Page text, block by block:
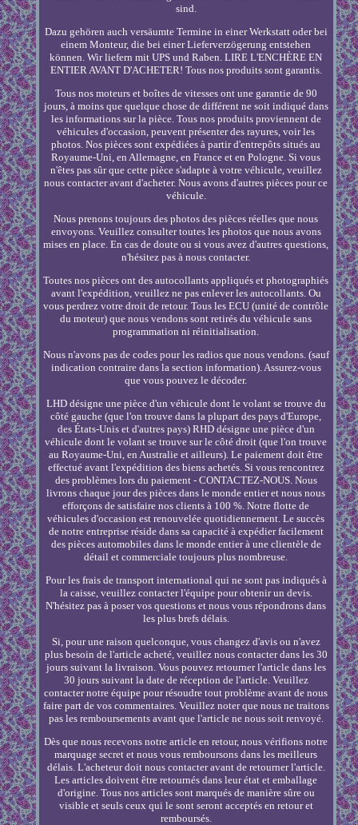
sind.
Dazu gehören auch versäumte Termine in einer Werkstatt oder bei
einem Monteur, die bei einer Lieferverzögerung entstehen
können. Wir liefern mit UPS und Raben. LIRE L'ENCHÈRE EN
ENTIER AVANT D'ACHETER! Tous nos produits sont garantis.
Tous nos moteurs et boîtes de vitesses ont une garantie de 90
jours, à moins que quelque chose de différent ne soit indiqué dans
les informations sur la pièce. Tous nos produits proviennent de
véhicules d'occasion, peuvent présenter des rayures, voir les
photos. Nos pièces sont expédiées à partir d'entrepôts situés au
Royaume-Uni, en Allemagne, en France et en Pologne. Si vous
n'êtes pas sûr que cette pièce s'adapte à votre véhicule, veuillez
nous contacter avant d'acheter. Nous avons d'autres pièces pour ce
véhicule.
Nous prenons toujours des photos des pièces réelles que nous
envoyons. Veuillez consulter toutes les photos que nous avons
mises en place. En cas de doute ou si vous avez d'autres questions,
n'hésitez pas à nous contacter.
Toutes nos pièces ont des autocollants appliqués et photographiés
avant l'expédition, veuillez ne pas enlever les autocollants. Ou
vous perdrez votre droit de retour. Tous les ECU (unité de contrôle
du moteur) que nous vendons sont retirés du véhicule sans
programmation ni réinitialisation.
Nous n'avons pas de codes pour les radios que nous vendons. (sauf
indication contraire dans la section information). Assurez-vous
que vous pouvez le décoder.
LHD désigne une pièce d'un véhicule dont le volant se trouve du
côté gauche (que l'on trouve dans la plupart des pays d'Europe,
des États-Unis et d'autres pays) RHD désigne une pièce d'un
véhicule dont le volant se trouve sur le côté droit (que l'on trouve
au Royaume-Uni, en Australie et ailleurs). Le paiement doit être
effectué avant l'expédition des biens achetés. Si vous rencontrez
des problèmes lors du paiement - CONTACTEZ-NOUS. Nous
livrons chaque jour des pièces dans le monde entier et nous nous
efforçons de satisfaire nos clients à 100 %. Notre flotte de
véhicules d'occasion est renouvelée quotidiennement. Le succès
de notre entreprise réside dans sa capacité à expédier facilement
des pièces automobiles dans le monde entier à une clientèle de
détail et commerciale toujours plus nombreuse.
Pour les frais de transport international qui ne sont pas indiqués à
la caisse, veuillez contacter l'équipe pour obtenir un devis.
N'hésitez pas à poser vos questions et nous vous répondrons dans
les plus brefs délais.
Si, pour une raison quelconque, vous changez d'avis ou n'avez
plus besoin de l'article acheté, veuillez nous contacter dans les 30
jours suivant la livraison. Vous pouvez retourner l'article dans les
30 jours suivant la date de réception de l'article. Veuillez
contacter notre équipe pour résoudre tout problème avant de nous
faire part de vos commentaires. Veuillez noter que nous ne traitons
pas les remboursements avant que l'article ne nous soit renvoyé.
Dès que nous recevons notre article en retour, nous vérifions notre
marquage secret et nous vous remboursons dans les meilleurs
délais. L'acheteur doit nous contacter avant de retourner l'article.
Les articles doivent être retournés dans leur état et emballage
d'origine. Tous nos articles sont marqués de manière sûre ou
visible et seuls ceux qui le sont seront acceptés en retour et
remboursés.